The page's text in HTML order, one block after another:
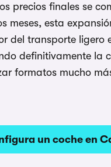
precios finales se
meses, esta
del transporte ligero
definitivamente la
formatos mucho
un coche en